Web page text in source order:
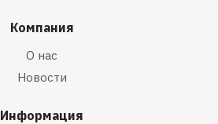
Компания
О нас
Новости
Информация